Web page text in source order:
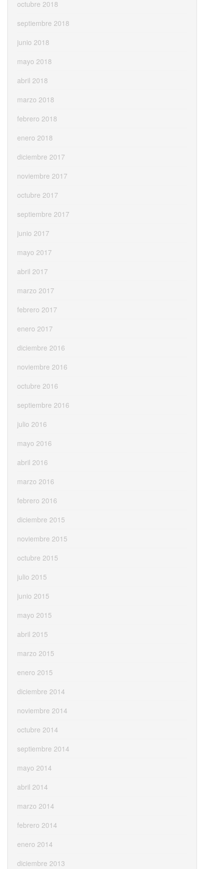
octubre 2018
septiembre 2018
junio 2018
mayo 2018
abril 2018
marzo 2018
febrero 2018
enero 2018
diciembre 2017
noviembre 2017
octubre 2017
septiembre 2017
junio 2017
mayo 2017
abril 2017
marzo 2017
febrero 2017
enero 2017
diciembre 2016
noviembre 2016
octubre 2016
septiembre 2016
julio 2016
mayo 2016
abril 2016
marzo 2016
febrero 2016
diciembre 2015
noviembre 2015
octubre 2015
julio 2015
junio 2015
mayo 2015
abril 2015
marzo 2015
enero 2015
diciembre 2014
noviembre 2014
octubre 2014
septiembre 2014
mayo 2014
abril 2014
marzo 2014
febrero 2014
enero 2014
diciembre 2013